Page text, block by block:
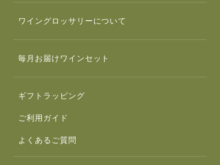
ワイングロッサリーについて
毎月お届けワインセット
ギフトラッピング
ご利用ガイド
よくあるご質問